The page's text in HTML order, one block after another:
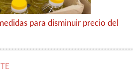
para disminuir precio del